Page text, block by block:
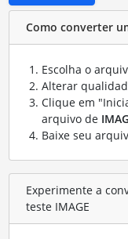
Como converter
Escolha o
Alterar
Clique em
arquivo de
Baixe seu
Experimente a
teste IMAGE